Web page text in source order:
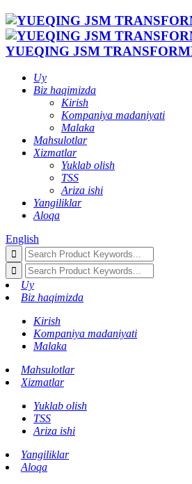
YUEQING JSM
Uy
Biz haqimizda
Kirish
Kompaniya madaniyati
Malaka
Mahsulotlar
Xizmatlar
Yuklab olish
TSS
Ariza ishi
Yangiliklar
Aloqa
English
Uy
Biz haqimizda
Kirish
Kompaniya madaniyati
Malaka
Mahsulotlar
Xizmatlar
Yuklab olish
TSS
Ariza ishi
Yangiliklar
Aloqa